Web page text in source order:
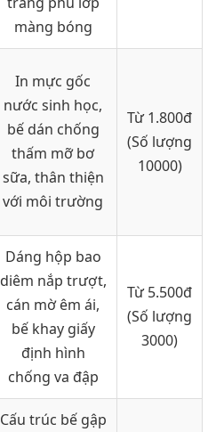
màng bóng
In mực gốc
nước sinh học,
bế dán chống
thấm mỡ bơ
sữa, thân thiện
với môi trường
Từ 1.800đ
(Số lượng
10000)
Dáng hộp bao
diêm nắp trượt,
cán mờ êm ái,
bế khay giấy
định hình
chống va đập
Từ 5.500đ
(Số lượng
3000)
Cấu trúc bế gập